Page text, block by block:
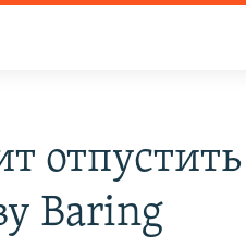
отпустить
Baring